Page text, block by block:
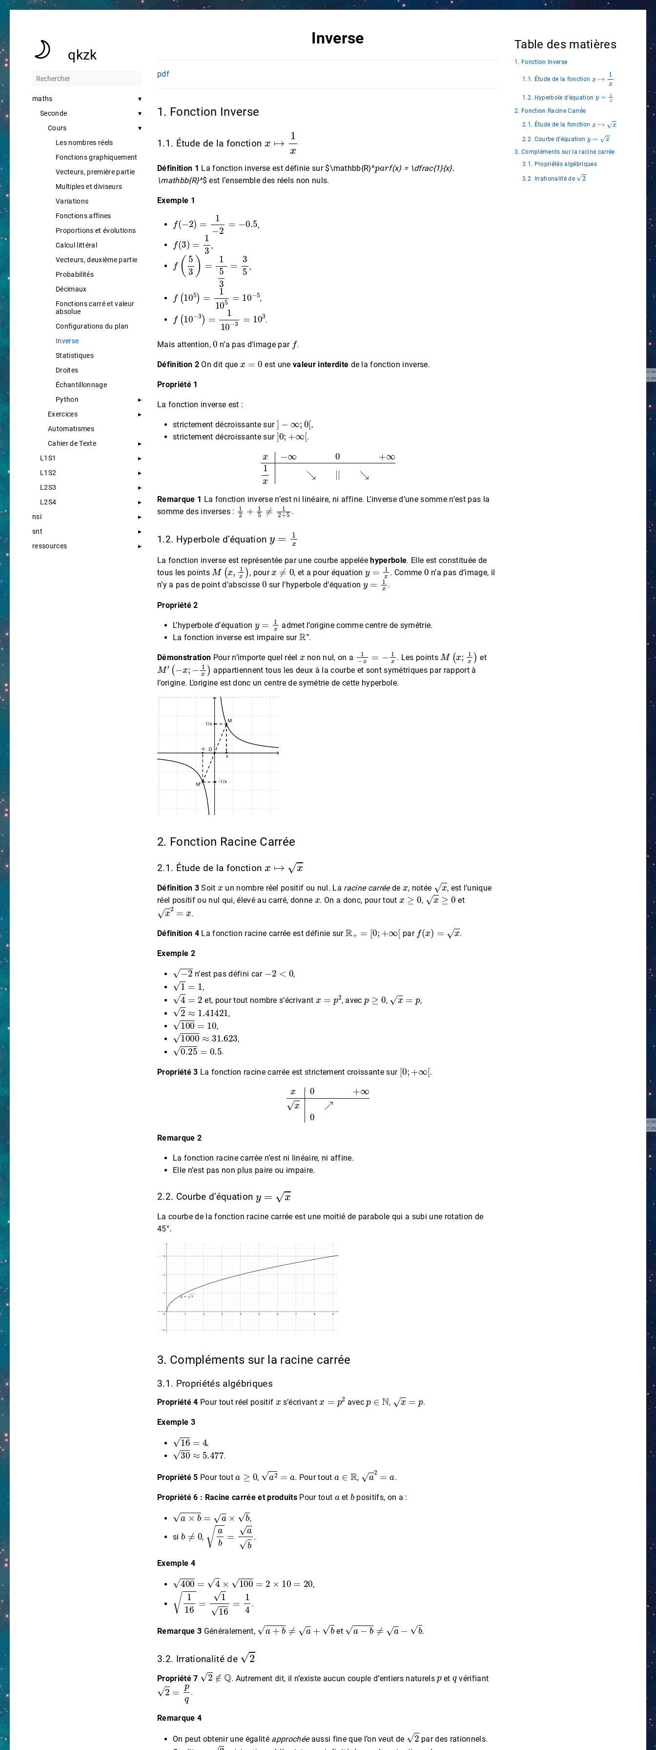
Inverse
qkzk
maths
Seconde
Cours
Les nombres réels
Fonctions graphiquement
Vecteurs, première partie
Multiples et diviseurs
Variations
Fonctions affines
Proportions et évolutions
Calcul littéral
Vecteurs, deuxième partie
Probabilités
Décimaux
Fonctions carré et valeur
absolue
Configurations du plan
Inverse
Statistiques
Droites
Échantillonnage
Python
Exercices
Automatismes
Cahier de Texte
L1S1
L1S2
L2S3
L2S4
nsi
snt
ressources
pdf
1. Fonction Inverse
1.1. Étude de la fonction
Définition 1 La fonction inverse est définie sur $\mathbb{R}^ f(x) = \dfrac{1}{x}
.
\mathbb{R}^$ est l’ensemble des réels non nuls.
Exemple 1
f(− 2)= 2=
,
f(3) 3
,
f( 5 3) =1 =3
,
f( 105) 105 10−5
,
f( 10−3) − 103
.
Mais attention,
0
n’a pas d’image par
f
.
Définition 2On dit que est une valeur interdite de la fonction inverse.
Propriété 1
La fonction inverse est :
strictement décroissante sur
]
,
strictement décroissante sur
]0 +∞[
.
x 1x
Remarque 1 La fonction inverse n’est ni linéaire, ni affine. L’inverse d’une somme n’est pas la
somme des inverses :
12 +15≠1 2 +5
.
1.2. Hyperbole d’équation
La fonction inverse est représentée par une courbe appeléehyperbole. Elle est constituée de
tous les points
M(x,1x)
, pour
x≠0
, et a pour équation
y=1x
. Comme
0
n’a pas d’image, il
n’y a pas de point d’abscisse
0
sur l’hyperbole d’équation
y= x
.
Propriété 2
L’hyperbole d’équation
admet l’origine comme centre de symétrie.
La fonction inverse est impaire sur
R∗
.
Démonstration Pour n’importe quel réel non nul, on a
1− x
. Les points
M( x x)
et
M′( − )
appartiennent tous les deux à la courbe et sont symétriques par rapport à
l’origine. L’origine est donc un centre de symétrie de cette hyperbole.
2. Fonction Racine Carrée
2.1. Étude de la fonction
Définition 3Soit un nombre réel positif ou nul. La racine carréede , notée
, est l’unique
réel positif ou nul qui, élevé au carré, donne
x
. On a donc, pour tout
x≥0
,
x≥0
et
2=x
.
Définition 4La fonction racine carrée est définie sur
R ;+
par
f(x )=
.
Exemple 2
2
n’est pas défini car
2<
,
1=1
,
4=2
et, pour tout nombre s’écrivant , avec
≥
,
=p
,
2≈1.41421
,
100=10
,
1000≈ 31.623
,
0.25=0.5
.
Propriété 3 La fonction racine carrée est strictement croissante sur
[0
.
x0
Remarque 2
La fonction racine carrée n’est ni linéaire, ni affine.
Elle n’est pas non plus paire ou impaire.
2.2. Courbe d’équation
La courbe de la fonction racine carrée est une moitié de parabole qui a subi une rotation de
45°.
3. Compléments sur la racine carrée
3.1. Propriétés algébriques
Propriété 4 Pour tout réel positif s’écrivant avec
N
,
=p
.
Exemple 3
16=4
,
30≈5.477
.
Propriété 5 Pour tout
≥
,
2=a
. Pour tout
R
,
2=a
.
Propriété 6 : Racine carrée et produitsPour tout et
b
positifs, on a :
×b=a×
,
si
b 0
,
b =a
.
Exemple 4
400=4 100 ×10=
,
16= =14
.
Remarque 3 Généralement,
+b≠a+ b
et
−b≠a− b
.
3.2. Irrationalité de
Propriété 7
∉ Q
. Autrement dit, il n’existe aucun couple d’entiers naturels et vérifiant
=p
.
Remarque 4
On peut obtenir une égalité approchéeaussi fine que l’on veut de
par des rationnels.
Table des matières
1. Fonction Inverse
1.1. Étude de la fonction
1.2. Hyperbole d’équation x
2. Fonction Racine Carrée
2.1. Étude de la fonction
2.2. Courbe d’équation
3. Compléments sur la racine carrée
3.1. Propriétés algébriques
3.2. Irrationalité de